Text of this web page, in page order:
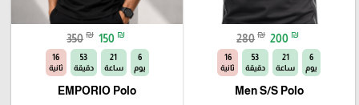
280 ₪ 200 ₪
6
يوم
21
ساعة
53
دقيقة
14
ثانية
Men S/S Polo
350 ₪ 150 ₪
6
يوم
21
ساعة
53
دقيقة
14
ثانية
EMPORIO Polo